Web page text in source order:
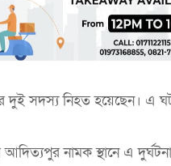
দুই সদস্য নিহত হয়েছেন। এ
নামক স্থানে এ